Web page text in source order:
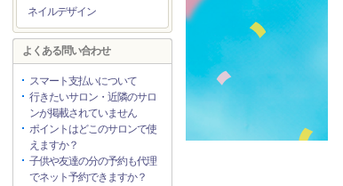
ネイルデザイン
よくある問い合わせ
スマート支払いについて
行きたいサロン・近隣のサロ
ンが掲載されていません
ポイントはどこのサロンで使
えますか？
子供や友達の分の予約も代理
でネット予約できますか？